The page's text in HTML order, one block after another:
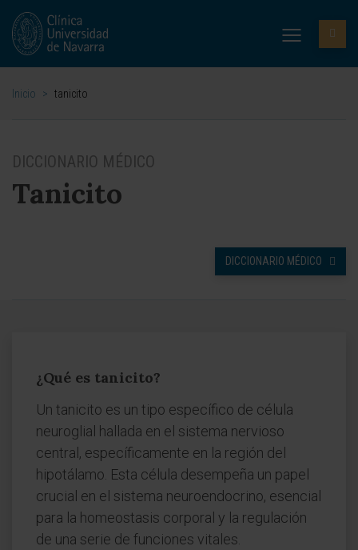
Inicio > tanicito
DICCIONARIO MÉDICO
Tanicito
DICCIONARIO MÉDICO
¿Qué es tanicito?
Un tanicito es un tipo específico de célula
neuroglial hallada en el sistema nervioso
central, específicamente en la región del
hipotálamo. Esta célula desempeña un papel
crucial en el sistema neuroendocrino, esencial
para la homeostasis corporal y la regulación
de una serie de funciones vitales.